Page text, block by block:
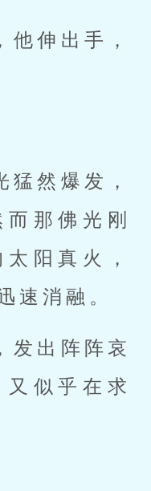
他伸出手，
猛然爆发，
那佛光刚
阳真火，
速消融。
发出阵阵哀
似乎在求